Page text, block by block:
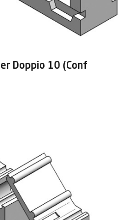
Doppio 10 (Conf